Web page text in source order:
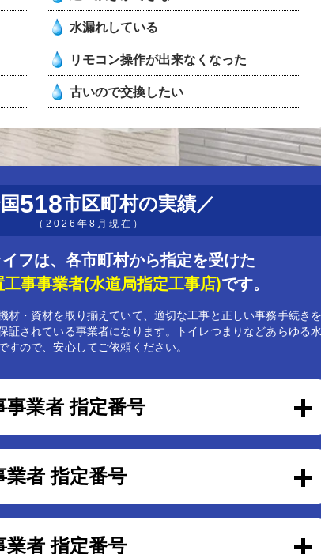
水漏れしている
リモコン操作が出来なくなった
古いので交換したい
518市区町村の実績
（2026年8月現在）
フは、 各市町村から指定を受けた
事事業者(水道局指定工事店)です。
材・資材を取り揃えていて、適切な工事と正しい事務手続きを
証されている事業者になります。トイレつまりなどあらゆる水
すので、安心してご依頼ください。
事業者 指定番号
業者 指定番号
業者 指定番号